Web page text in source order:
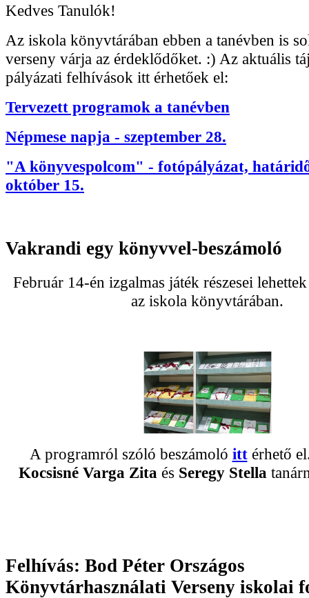
Kedves Tanulók!
Az iskola könyvtárában ebben a tanévben is
verseny várja az érdeklődőket. :) Az aktuális
pályázati felhívások itt érhetőek el:
Tervezett programok a tanévben
Népmese napja - szeptember 28.
"A könyvespolcom" - fotópályázat,
október 15.
Vakrandi egy könyvvel-beszámoló
Február 14-én izgalmas játék részesei
az iskola könyvtárában.
A programról szóló beszámoló ittérhető
Kocsisné Varga Zita és Seregy Stella
Felhívás: Bod Péter Országos
Könyvtárhasználati Verseny iskolai